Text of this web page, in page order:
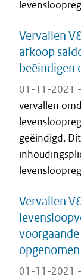
Vervallen
afkoop
beëindigen
01-11-2021 -
vervallen
geëindigd.
Vervallen
01-11-2021 -